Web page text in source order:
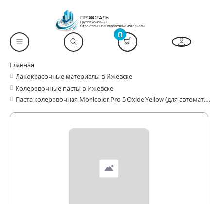
0
Главная
Лакокрасочные материалы в Ижевске
Колеровочные пасты в Ижевске
Паста колеровочная Monicolor Pro 5 Oxide Yellow (для автомат.колеровки)